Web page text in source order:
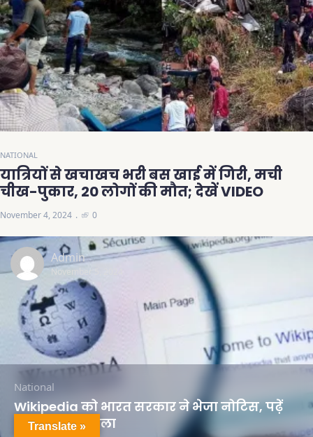
NATIONAL
यात्रियों से खचाखच भरी बस खाई में गिरी, मची
चीख-पुकार, 20 लोगों की मौत; देखें VIDEO
November 4, 2024 0
Admin
November 5, 2024
National
Wikipedia को भारत सरकार ने भेजा नोटिस, पढ़ें
क्या है पूरा मामला
Translate »